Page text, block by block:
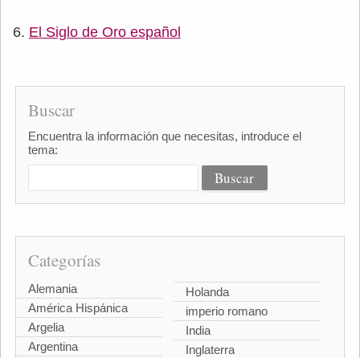
El Siglo de Oro español
Buscar
Encuentra la información que necesitas, introduce el
tema:
Categorías
Alemania
América Hispánica
Argelia
Argentina
Holanda
imperio romano
India
Inglaterra